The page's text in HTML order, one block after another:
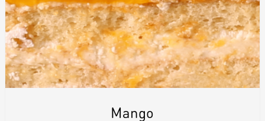
Raw & Vegan
Cakes
Mango